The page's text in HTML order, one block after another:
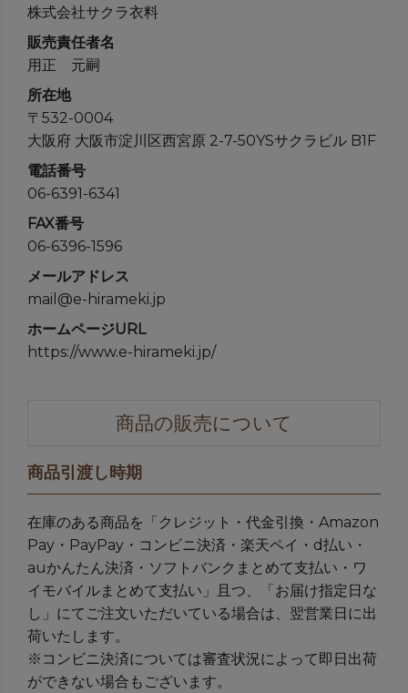
株式会社サクラ衣料
販売責任者名
用正 元嗣
所在地
〒532-0004
大阪府 大阪市淀川区西宮原 2-7-50YSサクラビル B1F
電話番号
06-6391-6341
FAX番号
06-6396-1596
メールアドレス
mail@e-hirameki.jp
ホームページURL
https://www.e-hirameki.jp/
商品の販売について
商品引渡し時期
在庫のある商品を「クレジット・代金引換・Amazon
Pay・PayPay・コンビニ決済・楽天ペイ・d払い・
auかんたん決済・ソフトバンクまとめて支払い・ワ
イモバイルまとめて支払い」且つ、「お届け指定日な
し」にてご注文いただいている場合は、翌営業日に出
荷いたします。
※コンビニ決済については審査状況によって即日出荷
ができない場合もございます。